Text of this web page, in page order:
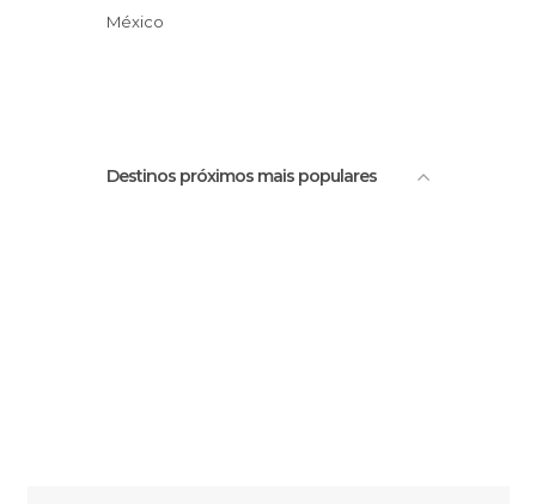
Merida Cathedral
México
Destinos próximos mais populares